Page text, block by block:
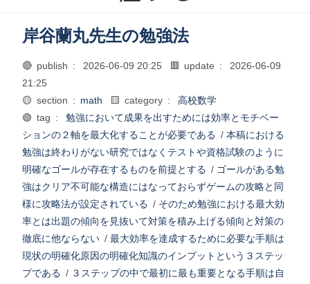
岸谷蘭丸先生の勉強法
🔴 publish : 2026-06-09 20:25 🟥 update :
2026-06-09
21:25
🟡 section : math 🟨 category :
高校数学
🟢 tag :
勉強において成果を出すためには効率とモチベー
ションの２軸を最大化することが必要である / 本稿における
勉強は終わりがない研究ではなくテストや資格試験のように
明確なゴールが存在するものを前提とする / ゴールがある勉
強はクリア不可能な構造にはなっておらずゲームの攻略と同
様に攻略法が設定されている / そのため勉強における最大効
率とは出題の傾向を見抜いて対策を積み上げる傾向と対策の
徹底に他ならない / 最大効率を達成するために必要な手順は
現状の明確化原因の明確化知識のインプットという３ステッ
プである / ３ステップの中で最初に最も重要となる手順は自